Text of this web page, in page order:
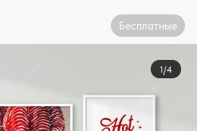
1/4
Бесплатные